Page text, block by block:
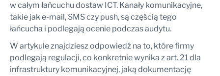
w całym łańcuchu dostaw ICT. Kanały komunikacyjne,
takie jak e-mail, SMS czy push, są częścią tego
łańcucha i podlegają ocenie podczas audytu.
W artykule znajdziesz odpowiedź na to, które firmy
podlegają regulacji, co konkretnie wynika z art. 21 dla
infrastruktury komunikacyjnej, jaką dokumentację